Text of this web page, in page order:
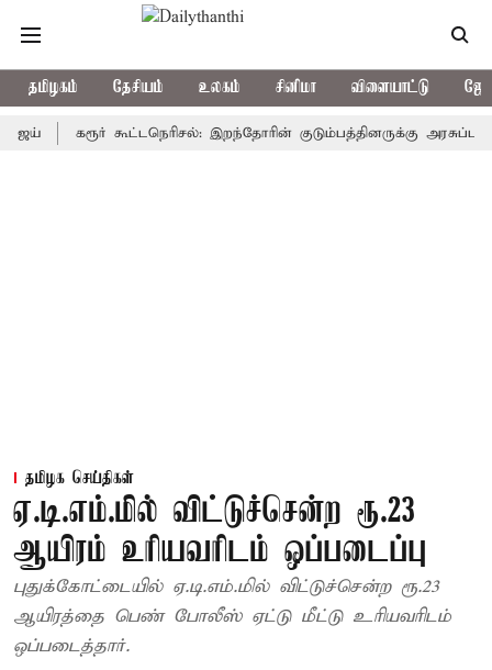
தமிழகம் தேசியம் உலகம் சினிமா விளையாட்டு
கரூர் கூட்டநெரிசல்: இறந்தோரின் குடும்பத்தினருக்கு அரசுப்பணி
தமிழக செய்திகள்
ஏ.டி.எம்.மில் விட்டுச்சென்ற ரூ.23
ஆயிரம் உரியவரிடம் ஒப்படைப்பு
புதுக்கோட்டையில் ஏ.டி.எம்.மில் விட்டுச்சென்ற ரூ.23
ஆயிரத்தை பெண் போலீஸ் ஏட்டு மீட்டு உரியவரிடம்
ஒப்படைத்தார்.